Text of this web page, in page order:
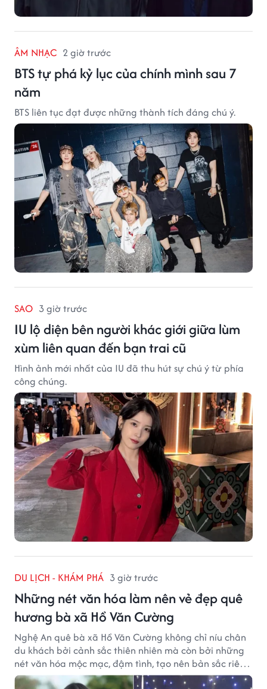
ÂM NHẠC 2 giờ trước
BTS tự phá kỷ lục của chính mình sau 7
năm
BTS liên tục đạt được những thành tích đáng chú ý.
SAO 3 giờ trước
IU lộ diện bên người khác giới giữa lùm
xùm liên quan đến bạn trai cũ
Hình ảnh mới nhất của IU đã thu hút sự chú ý từ phía
công chúng.
DU LỊCH - KHÁM PHÁ 3 giờ trước
Những nét văn hóa làm nên vẻ đẹp quê
hương bà xã Hồ Văn Cường
Nghệ An quê bà xã Hồ Văn Cường không chỉ níu chân
du khách bởi cảnh sắc thiên nhiên mà còn bởi những
nét văn hóa mộc mạc, đậm tình, tạo nên bản sắc riêng
của vùng đất xứ Nghệ.